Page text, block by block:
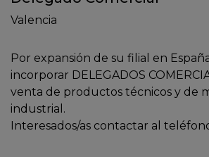
Valencia
Por expansión de su filial en
incorporar DELEGADOS
venta de productos técnicos y de
industrial.
Interesados/as contactar al